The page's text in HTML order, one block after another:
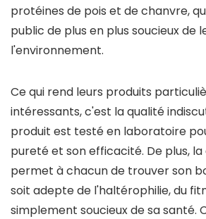
protéines de pois et de chanvre,
public de plus en plus soucieux de
l'environnement.
Ce qui rend leurs produits
intéressants, c'est la qualité
produit est testé en laboratoire
pureté et son efficacité. De plus,
permet à chacun de trouver son
soit adepte de l'haltérophilie, du
simplement soucieux de sa santé.